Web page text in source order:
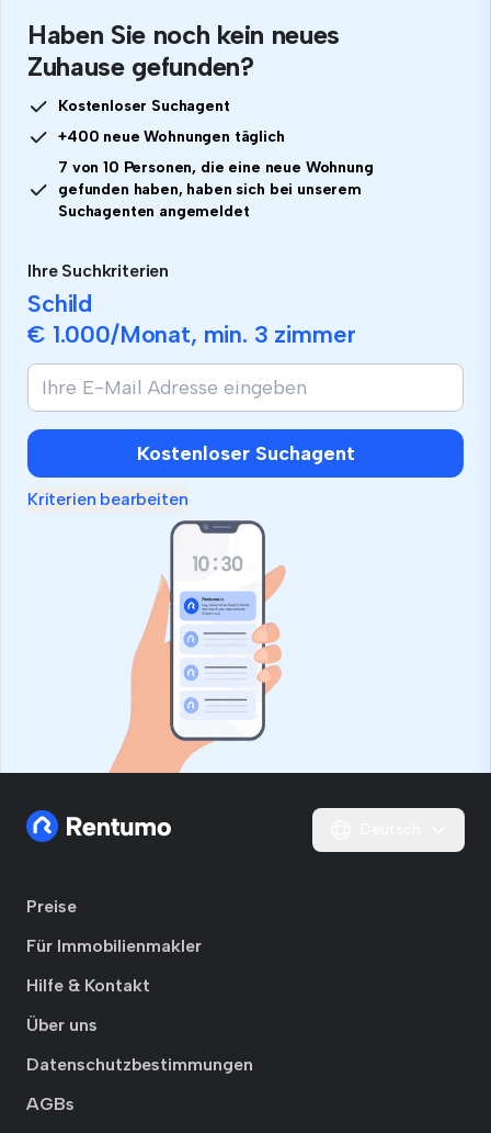
Haben Sie noch kein neues
Zuhause gefunden?
Kostenloser Suchagent
+400 neue Wohnungen täglich
7 von 10 Personen, die eine neue Wohnung
gefunden haben, haben sich bei unserem
Suchagenten angemeldet
Ihre Suchkriterien
Schild
€ 1.000/Monat, min. 3 zimmer
Kostenloser Suchagent
Kriterien bearbeiten
Preise
Für Immobilienmakler
Hilfe & Kontakt
Über uns
Datenschutzbestimmungen
AGBs